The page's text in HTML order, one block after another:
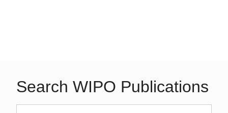
Search WIPO Publications